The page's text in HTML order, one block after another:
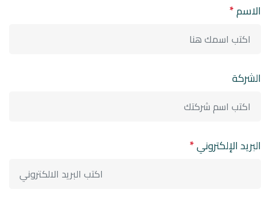
الاسم*
الشركة
البريد الإلكتروني*